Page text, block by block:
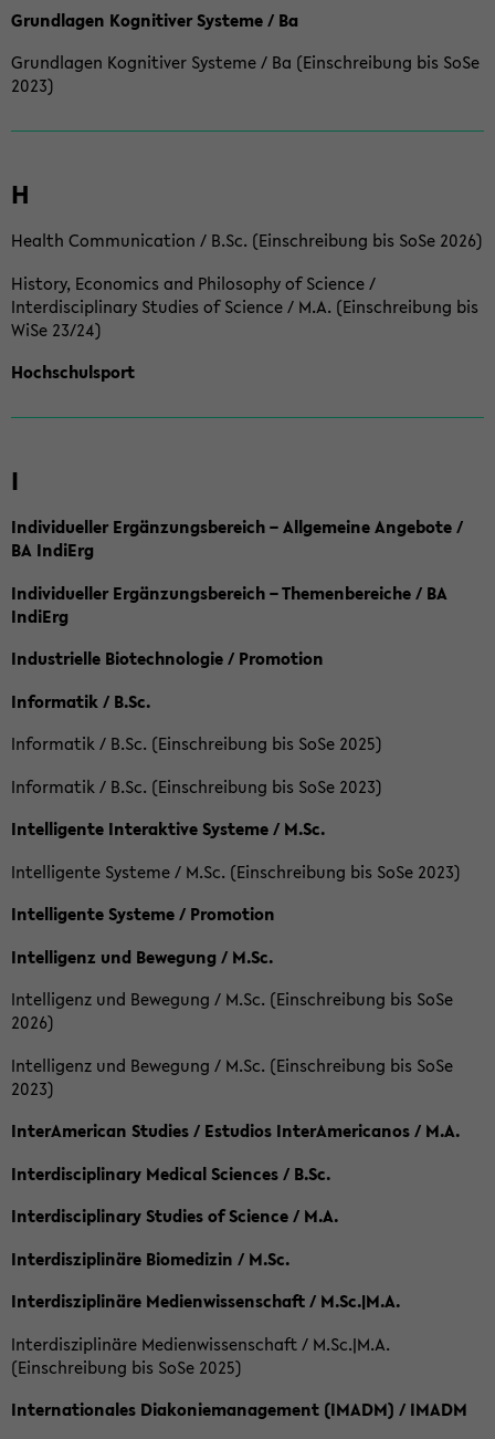
Grundlagen Kognitiver Systeme / Ba
Grundlagen Kognitiver Systeme / Ba (Einschreibung bis SoSe
2023)
H
Health Communication / B.Sc. (Einschreibung bis SoSe 2026)
History, Economics and Philosophy of Science /
Interdisciplinary Studies of Science / M.A. (Einschreibung bis
WiSe 23/24)
Hochschulsport
I
Individueller Ergänzungsbereich – Allgemeine Angebote /
BA IndiErg
Individueller Ergänzungsbereich – Themenbereiche / BA
IndiErg
Industrielle Biotechnologie / Promotion
Informatik / B.Sc.
Informatik / B.Sc. (Einschreibung bis SoSe 2025)
Informatik / B.Sc. (Einschreibung bis SoSe 2023)
Intelligente Interaktive Systeme / M.Sc.
Intelligente Systeme / M.Sc. (Einschreibung bis SoSe 2023)
Intelligente Systeme / Promotion
Intelligenz und Bewegung / M.Sc.
Intelligenz und Bewegung / M.Sc. (Einschreibung bis SoSe
2026)
Intelligenz und Bewegung / M.Sc. (Einschreibung bis SoSe
2023)
InterAmerican Studies / Estudios InterAmericanos / M.A.
Interdisciplinary Medical Sciences / B.Sc.
Interdisciplinary Studies of Science / M.A.
Interdisziplinäre Biomedizin / M.Sc.
Interdisziplinäre Medienwissenschaft / M.Sc.|M.A.
Interdisziplinäre Medienwissenschaft / M.Sc.|M.A.
(Einschreibung bis SoSe 2025)
Internationales Diakoniemanagement (IMADM) / IMADM